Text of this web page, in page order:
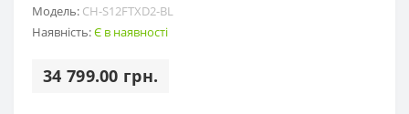
Модель: CH-S12FTXD2-BL
Наявність:Є в наявності
34 799.00 грн.